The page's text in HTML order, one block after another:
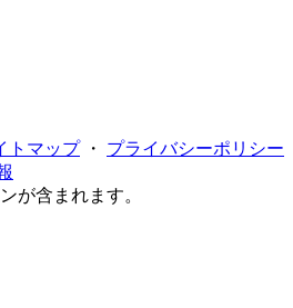
トマップ・ プライバシーポリシー
が含まれます。